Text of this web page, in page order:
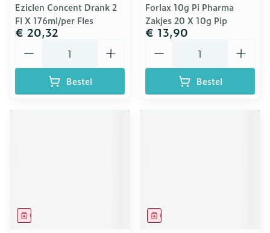
Eziclen Concent Drank 2
Fl X 176ml/per Fles
€ 20,32
Bestel
Forlax 10g Pi Pharma
Zakjes 20 X 10g Pip
€ 13,90
Bestel
Geneesmiddel Geneesmiddel